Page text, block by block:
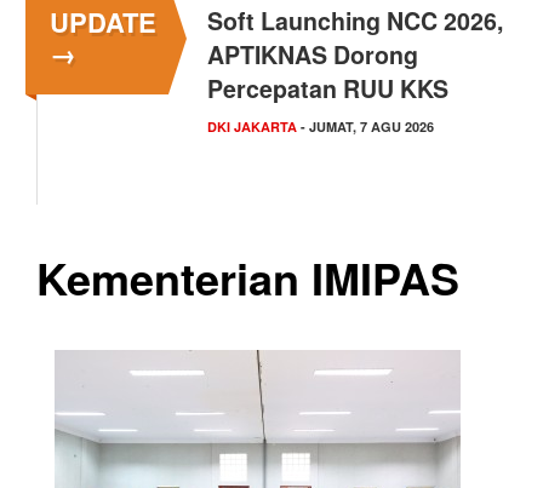
UPDATE
→
Menkop Bawa Semangat
Koperasi ke Festival
Lembah Baliem Wamena
NASIONAL- JUMAT, 7 AGU 2026
Kementerian IMIPAS